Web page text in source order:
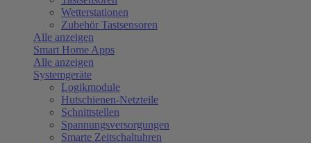
Wetterstationen
Zubehör Tastsensoren
Alle anzeigen
Smart Home Apps
Alle anzeigen
Systemgeräte
Logikmodule
Hutschienen-Netzteile
Schnittstellen
Spannungsversorgungen
Smarte Zeitschaltuhren